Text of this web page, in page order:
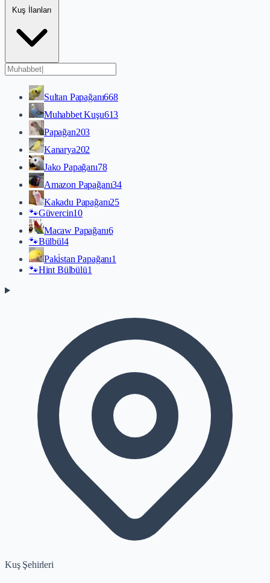
Kuş İlanları
Sultan Papağanı668
Muhabbet Kuşu613
Papağan203
Kanarya202
Jako Papağanı78
Amazon Papağanı34
Kakadu Papağanı25
🐾Güvercin10
Macaw Papağanı6
🐾Bülbül4
Paki̇stan Papağanı1
🐾Hint Bülbülü1
Kuş Şehirleri